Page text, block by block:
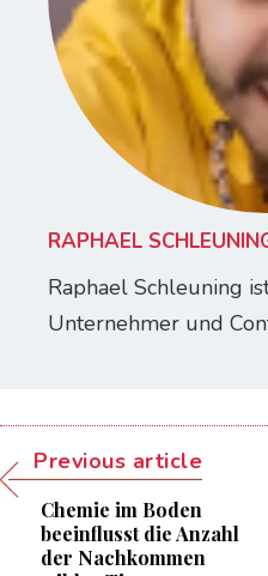
RAPHAEL
Raphael Schleuning
Unternehmer und
Previous article
Chemie im Boden
beeinflusst die Anzahl
der Nachkommen